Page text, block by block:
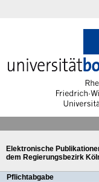
Elektronische
dem Regierungsbezirk
Pflichtabgabe